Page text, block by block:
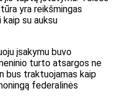
yra reikšmingas
su auksu
įsakymu buvo
turto atsargos ne
bus traktuojamas kaip
federalinės